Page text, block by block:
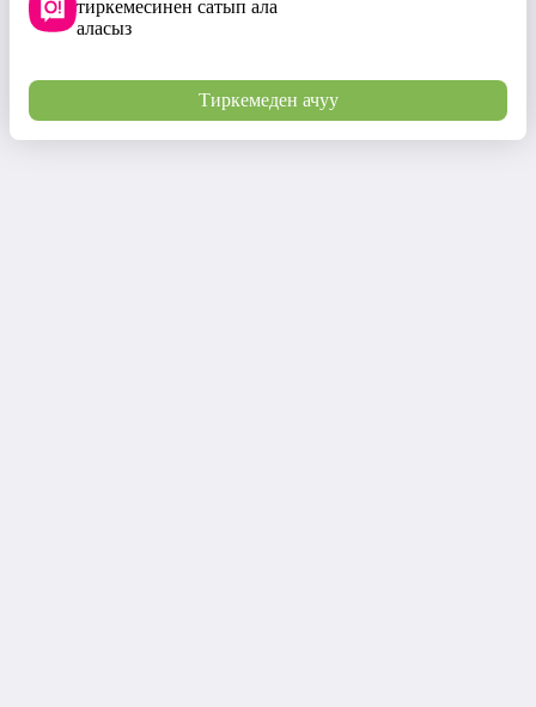
тиркемесинен сатып ала
аласыз
Тиркемеден ачуу